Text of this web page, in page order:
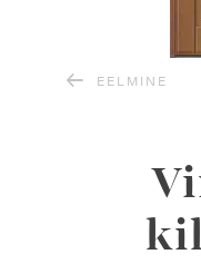
EELMINE